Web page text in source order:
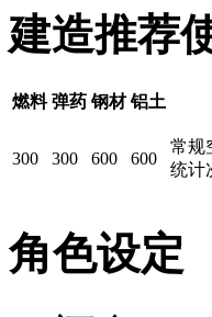
建造推荐
燃料 弹药 钢材 铝土
300 300 600 600
常规
统计
角色设定